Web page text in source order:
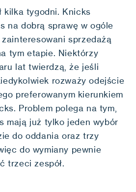
kilka tygodni. Knicks
na dobrą sprawę w ogóle
sprzedażą
tym etapie. Niektórzy
lat twierdzą, że jeśli
rozważy odejście
preferowanym kierunkiem
Problem polega na tym,
mają już tylko jeden wybór
do oddania oraz trzy
do wymiany pewnie
trzeci zespół.